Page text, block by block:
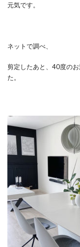
元気です。
ネットで調べ、
剪定したあと、40度の
た。